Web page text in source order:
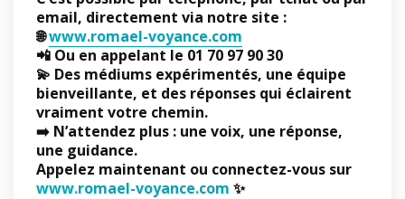
email, directement via notre site :
🌐www.romael-voyance.com
📲 Ou en appelant le 01 70 97 90 30
💫 Des médiums expérimentés, une équipe
bienveillante, et des réponses qui éclairent
vraiment votre chemin.
➡️ N’attendez plus : une voix, une réponse,
une guidance.
Appelez maintenant ou connectez-vous sur
www.romael-voyance.com ✨